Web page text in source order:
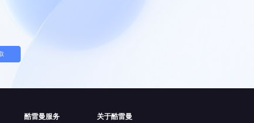
酷雷曼服务 关于酷雷曼